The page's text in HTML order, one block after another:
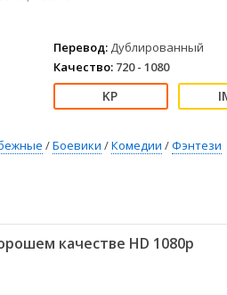
Триллеры
Ужасы
Фантастика
2021
Зарубежные
Перевод: Дублированный
Качество: 720 - 1080
/Боевики /Комедии /Фэнтези
качестве HD 1080p